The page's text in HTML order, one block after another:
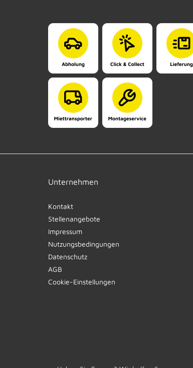
Unternehmen
Kontakt
Stellenangebote
Impressum
Nutzungsbedingungen
Datenschutz
AGB
Cookie-Einstellungen